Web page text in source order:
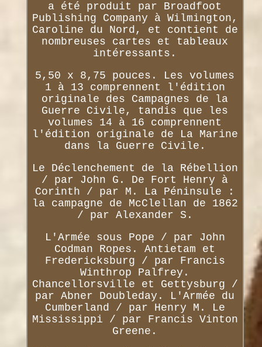
a été produit par Broadfoot
Publishing Company à Wilmington,
Caroline du Nord, et contient de
nombreuses cartes et tableaux
intéressants.
5,50 x 8,75 pouces. Les volumes
1 à 13 comprennent l'édition
originale des Campagnes de la
Guerre Civile, tandis que les
volumes 14 à 16 comprennent
l'édition originale de La Marine
dans la Guerre Civile.
Le Déclenchement de la Rébellion
/ par John G. De Fort Henry à
Corinth / par M. La Péninsule :
la campagne de McClellan de 1862
/ par Alexander S.
L'Armée sous Pope / par John
Codman Ropes. Antietam et
Fredericksburg / par Francis
Winthrop Palfrey.
Chancellorsville et Gettysburg /
par Abner Doubleday. L'Armée du
Cumberland / par Henry M. Le
Mississippi / par Francis Vinton
Greene.